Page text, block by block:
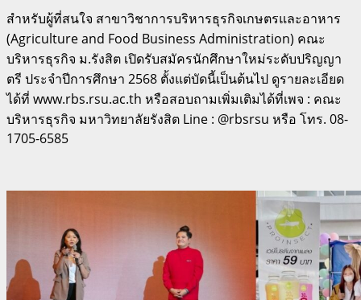
สำหรับผู้ที่สนใจ สาขาวิชาการบริหารธุรกิจเกษตรและอาหาร
(Agriculture and Food Business Administration) คณะ
บริหารธุรกิจ ม.รังสิต เปิดรับสมัครนักศึกษาใหม่ระดับปริญญา
ตรี ประจำปีการศึกษา 2568 ตั้งแต่บัดนี้เป็นต้นไป ดูรายละเอียด
ได้ที่ www.rbs.rsu.ac.th หรือสอบถามเพิ่มเติมได้ที่เพจ : คณะ
บริหารธุรกิจ มหาวิทยาลัยรังสิต Line : @rbsrsu หรือ โทร. 08-
1705-6585